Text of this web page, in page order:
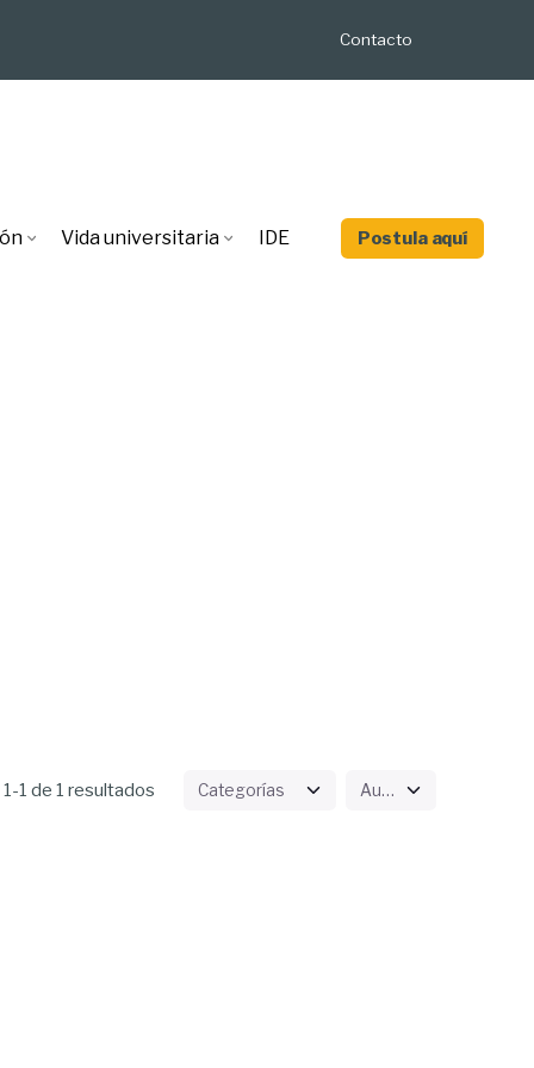
Contacto
Vida universitaria IDE Postula aquí
1 de 1 resultados